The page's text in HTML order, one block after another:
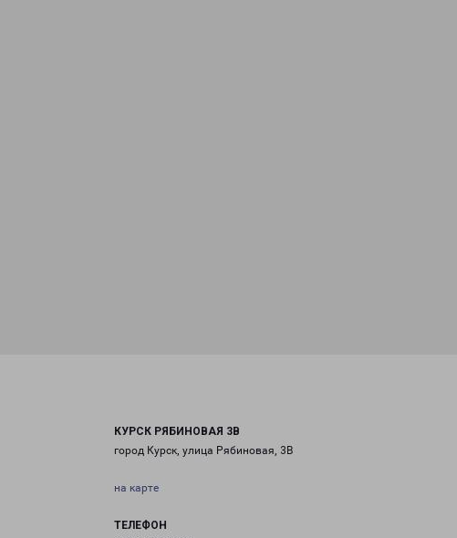
КУРСК РЯБИНОВАЯ 3В
город Курск, улица Рябиновая, 3В
на карте
ТЕЛЕФОН